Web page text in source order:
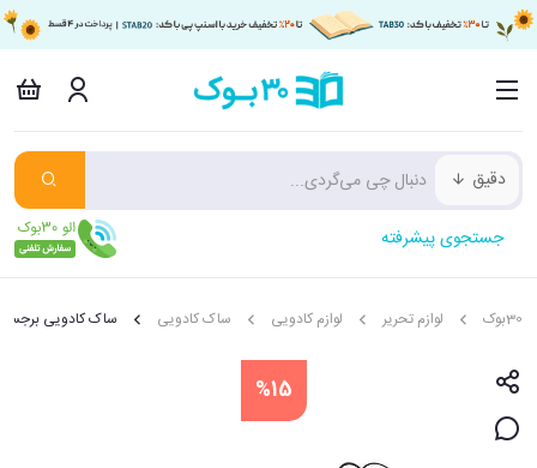
دقیق
جستجوی پیشرفته
30بوک لوازم تحریر لوازم کادویی ساک کادویی ساک کادویی
%15